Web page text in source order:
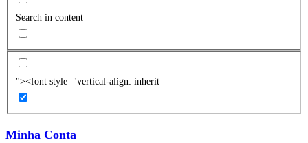
Search in content
"><font style="vertical-align: inherit
Minha Conta